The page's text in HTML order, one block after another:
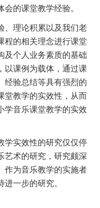
的课堂教学经验。
、理论积累以及我们老
程的相关理念进行课堂
及个人业务素质的基础
以课例为载体，通过课
经验总结等具有强烈的
堂教学的实效性，从而
学音乐课堂教学的实效
学实效性的研究仅仅停
艺术的研究，研究颇深
作为音乐教学的实施者
一步的研究。